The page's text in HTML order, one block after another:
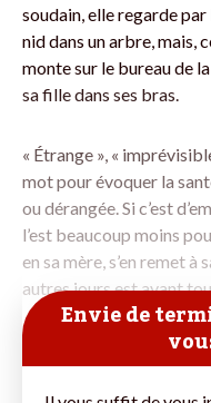
soudain, elle regarde
nid dans un arbre, mais,
monte sur le bureau de
sa fille dans ses bras.
« Étrange », «
mot pour évoquer la
ou dérangée. Si c’est
l’est beaucoup moins
en sa mère, s’en remet
autres jours est avant
Envie de